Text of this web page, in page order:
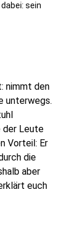
sein
nimmt den
unterwegs.
der Leute
Vorteil: Er
die
aber
euch